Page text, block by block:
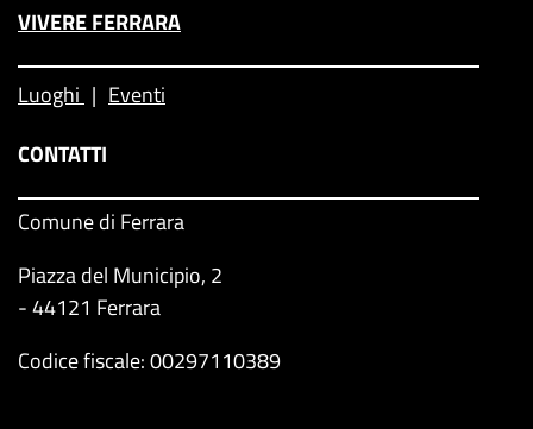
VIVERE FERRARA
Luoghi
Eventi
CONTATTI
Comune di Ferrara
Piazza del Municipio, 2
- 44121 Ferrara
Codice fiscale: 00297110389